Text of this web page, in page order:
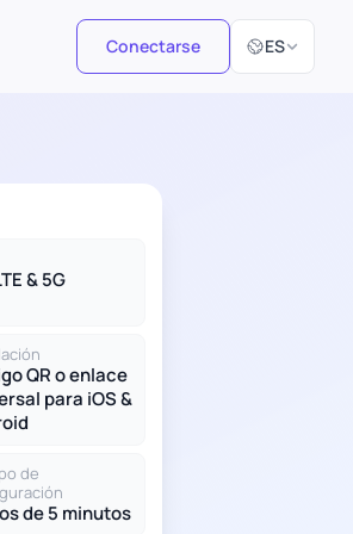
Conectarse ES
Seleccionar
& 5G
QR o enlace
para iOS &
de
de 5 minutos